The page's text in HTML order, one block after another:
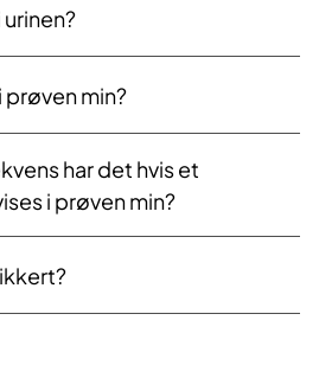
prøven min?
har det hvis et
i prøven min?